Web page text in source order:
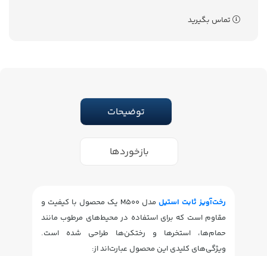
تماس بگیرید
توضیحات
بازخوردها
رخت‌آویز ثابت استیل
مدل M500 یک محصول با کیفیت و
مقاوم است که برای استفاده در محیط‌های مرطوب مانند
حمام‌ها، استخرها و رختکن‌ها طراحی شده است.
ویژگی‌های کلیدی این محصول عبارت‌اند از: